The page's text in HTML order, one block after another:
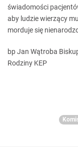
świadomości
aby ludzie wierzący
morduje się
bp Jan Wątroba
Rodziny KEP